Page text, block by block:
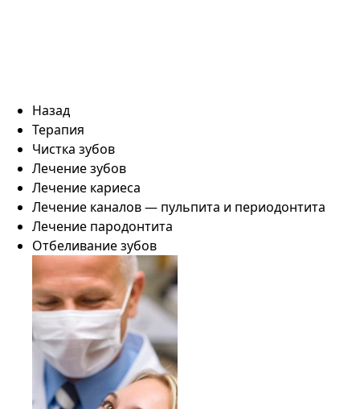
Назад
Терапия
Чистка зубов
Лечение зубов
Лечение кариеса
Лечение каналов — пульпита и периодонтита
Лечение пародонтита
Отбеливание зубов